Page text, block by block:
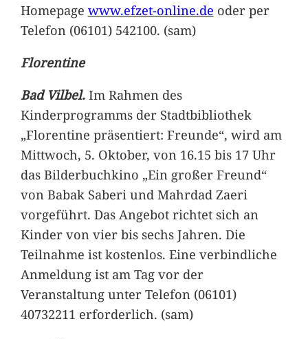
Homepage www.efzet-online.de oder per
Telefon (06101) 542100. (sam)
Florentine
Bad Vilbel.Im Rahmen des
Kinderprogramms der Stadtbibliothek
„Florentine präsentiert: Freunde“, wird am
Mittwoch, 5. Oktober, von 16.15 bis 17 Uhr
das Bilderbuchkino „Ein großer Freund“
von Babak Saberi und Mahrdad Zaeri
vorgeführt. Das Angebot richtet sich an
Kinder von vier bis sechs Jahren. Die
Teilnahme ist kostenlos. Eine verbindliche
Anmeldung ist am Tag vor der
Veranstaltung unter Telefon (06101)
40732211 erforderlich. (sam)